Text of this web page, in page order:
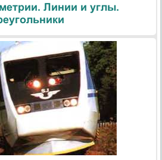
Линии и углы.